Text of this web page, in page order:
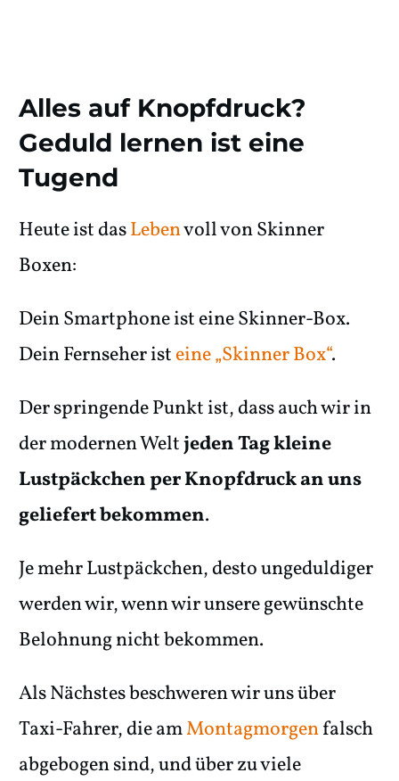
Alles auf Knopfdruck?
Geduld lernen ist eine
Tugend
Heute ist dasLebenvoll von Skinner
Boxen:
Dein Smartphone ist eine Skinner-Box.
Dein Fernseher isteine „Skinner Box“.
Der springende Punkt ist, dass auch wir in
der modernen Weltjeden Tag kleine
Lustpäckchen per Knopfdruck an uns
geliefert bekommen.
Je mehr Lustpäckchen, desto ungeduldiger
werden wir, wenn wir unsere gewünschte
Belohnung nicht bekommen.
Als Nächstes beschweren wir uns über
Taxi-Fahrer, die amMontagmorgenfalsch
abgebogen sind, und über zu viele